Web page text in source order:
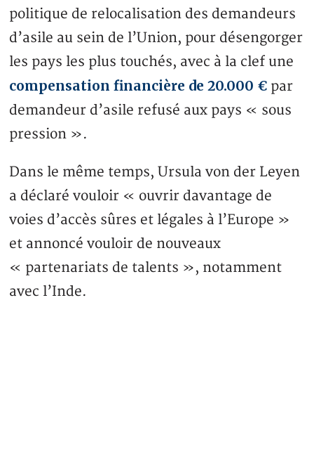
politique de relocalisation des demandeurs
d’asile au sein de l’Union, pour désengorger
les pays les plus touchés, avec à la clef une
compensation financière de 20.000 € par
demandeur d’asile refusé aux pays « sous
pression ».
Dans le même temps, Ursula von der Leyen
a déclaré vouloir « ouvrir davantage de
voies d’accès sûres et légales à l’Europe »
et annoncé vouloir de nouveaux
« partenariats de talents », notamment
avec l’Inde.